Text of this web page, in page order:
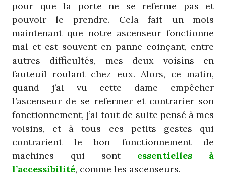
pour que la porte ne se referme pas et
pouvoir le prendre. Cela fait un mois
maintenant que notre ascenseur fonctionne
mal et est souvent en panne coinçant, entre
autres difficultés, mes deux voisins en
fauteuil roulant chez eux. Alors, ce matin,
quand j’ai vu cette dame empêcher
l’ascenseur de se refermer et contrarier son
fonctionnement, j’ai tout de suite pensé à mes
voisins, et à tous ces petits gestes qui
contrarient le bon fonctionnement de
machines qui sont essentielles à
l’accessibilité, comme les ascenseurs.